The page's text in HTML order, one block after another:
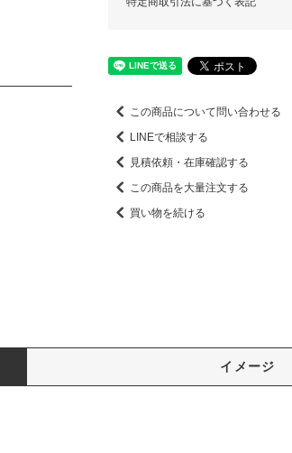
この商品について問い合わせる
LINEで相談する
見積依頼・在庫確認する
この商品を大量注文する
買い物を続ける
イメージ